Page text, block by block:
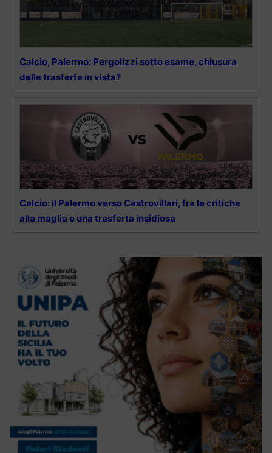
Calcio, Palermo: Pergolizzi sotto esame, chiusura
delle trasferte in vista?
Calcio: il Palermo verso Castrovillari, fra le critiche
alla maglia e una trasferta insidiosa